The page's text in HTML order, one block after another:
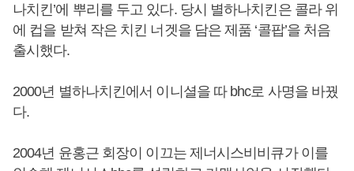
나치킨’에 뿌리를 두고 있다. 당시 별하나치킨은 콜라 위
에 컵을 받쳐 작은 치킨 너겟을 담은 제품 ‘콜팝’을 처음
출시했다.
2000년 별하나치킨에서 이니셜을 따 bhc로 사명을 바꿨
다.
2004년 윤홍근 회장이 이끄는 제너시스비비큐가 이를